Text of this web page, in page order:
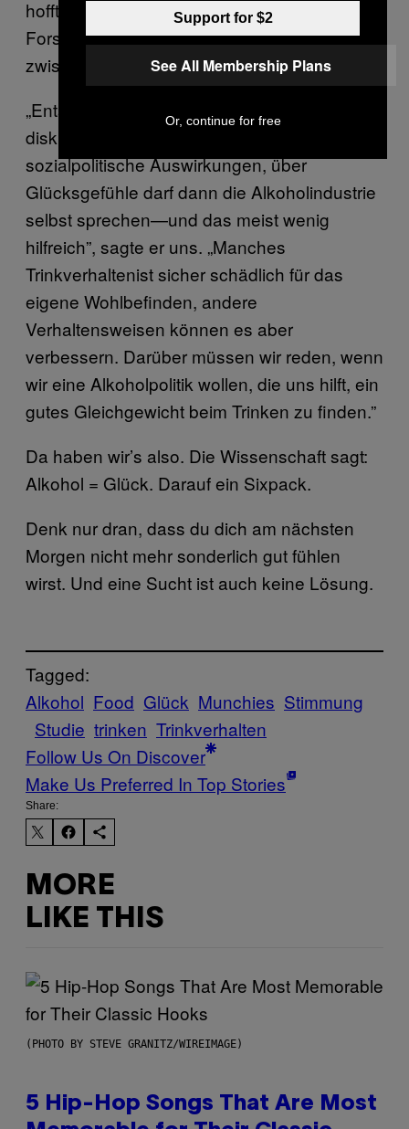
hofft, dass die Menschen durch diese neuen
Forschungsergebnisse die Verbindung
zwischen Alkohol und Glück ernster nehmen.
„Entscheidungsträger in der Alkoholpolitik
diskutieren meist über gesundheits- und
sozialpolitische Auswirkungen, über
Glücksgefühle darf dann die Alkoholindustrie
selbst sprechen—und das meist wenig
hilfreich”, sagte er uns. „Manches
Trinkverhaltenist sicher schädlich für das
eigene Wohlbefinden, andere
Verhaltensweisen können es aber
verbessern. Darüber müssen wir reden, wenn
wir eine Alkoholpolitik wollen, die uns hilft, ein
gutes Gleichgewicht beim Trinken zu finden.”
Da haben wir’s also. Die Wissenschaft sagt:
Alkohol = Glück. Darauf ein Sixpack.
Denk nur dran, dass du dich am nächsten
Morgen nicht mehr sonderlich gut fühlen
wirst. Und eine Sucht ist auch keine Lösung.
Tagged:
Alkohol Food Glück Munchies Stimmung
Studie trinken Trinkverhalten
Follow Us On Discover
Make Us Preferred In Top Stories
Share:
MORE
LIKE THIS
(PHOTO BY STEVE GRANITZ/WIREIMAGE)
5 Hip-Hop Songs That Are Most
Support for $2
See All Membership Plans
Or, continue for free